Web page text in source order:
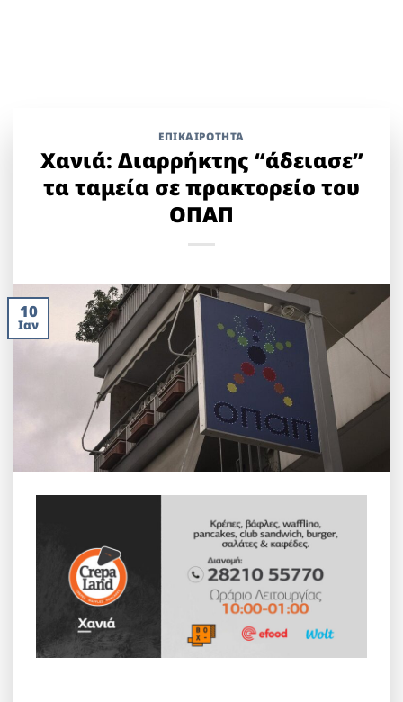
ΕΠΙΚΑΙΡΟΤΗΤΑ
Χανιά: Διαρρήκτης “άδειασε”
τα ταμεία σε πρακτορείο του
ΟΠΑΠ
10
Ιαν